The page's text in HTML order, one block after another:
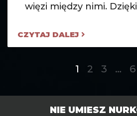
więzi między nimi.
CZYTAJ DALEJ
1 2 3 … 6
NIE UMIESZ